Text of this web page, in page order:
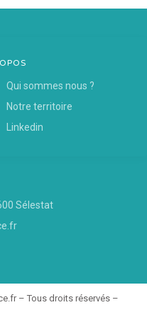
Sélestat
Qui sommes nous ?
Notre territoire
Linkedin
– Tous droits réservés –